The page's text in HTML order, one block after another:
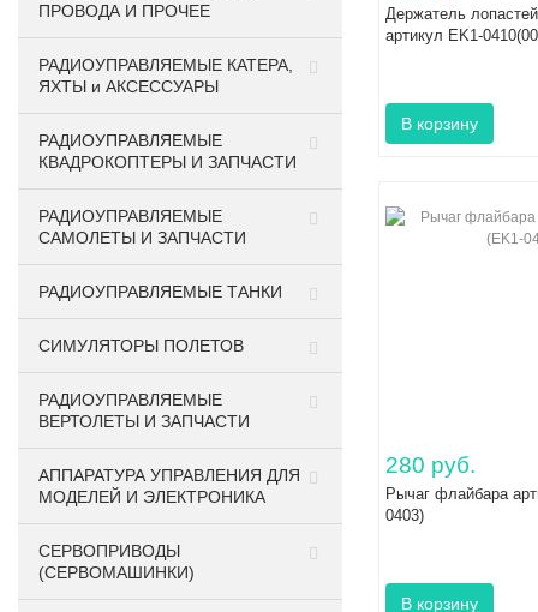
ПРОВОДА И ПРОЧЕЕ
РАДИОУПРАВЛЯЕМЫЕ КАТЕРА,
ЯХТЫ и АКСЕССУАРЫ
РАДИОУПРАВЛЯЕМЫЕ
КВАДРОКОПТЕРЫ И ЗАПЧАСТИ
РАДИОУПРАВЛЯЕМЫЕ
САМОЛЕТЫ И ЗАПЧАСТИ
РАДИОУПРАВЛЯЕМЫЕ ТАНКИ
СИМУЛЯТОРЫ ПОЛЕТОВ
РАДИОУПРАВЛЯЕМЫЕ
ВЕРТОЛЕТЫ И ЗАПЧАСТИ
АППАРАТУРА УПРАВЛЕНИЯ ДЛЯ
МОДЕЛЕЙ И ЭЛЕКТРОНИКА
СЕРВОПРИВОДЫ
(СЕРВОМАШИНКИ)
Держатель
артикул EK1-
280 руб.
Рычаг флайбара
0403)